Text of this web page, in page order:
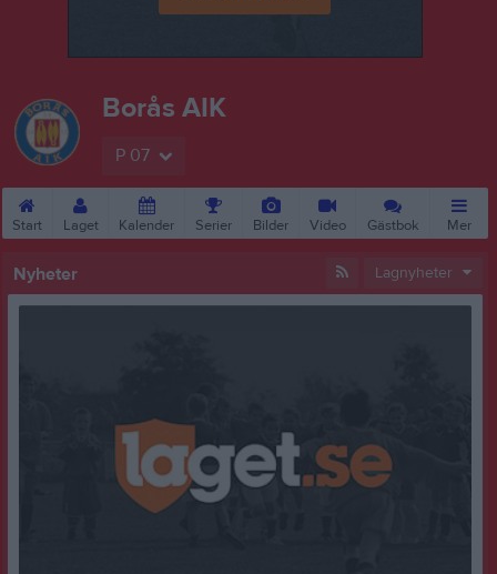
Borås AIK
P 07
Start Laget Kalender Serier Bilder Video Gästbok Mer
Nyheter Lagnyheter